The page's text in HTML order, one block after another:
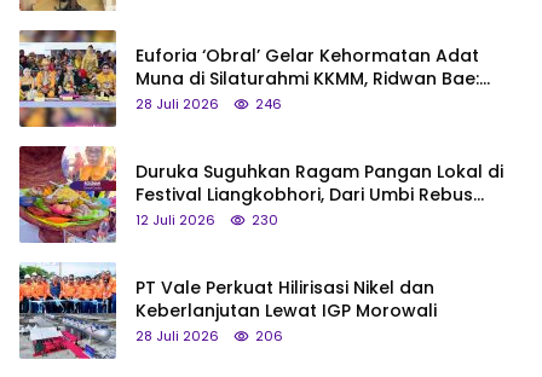
Euforia ‘Obral’ Gelar Kehormatan Adat
Muna di Silaturahmi KKMM, Ridwan Bae:
Saya Bukan Tipe Begitu, Belum Pantas!
28 Juli 2026 246
Duruka Suguhkan Ragam Pangan Lokal di
Festival Liangkobhori, Dari Umbi Rebus
hingga Tumpeng Beras Muna
12 Juli 2026 230
PT Vale Perkuat Hilirisasi Nikel dan
Keberlanjutan Lewat IGP Morowali
28 Juli 2026 206